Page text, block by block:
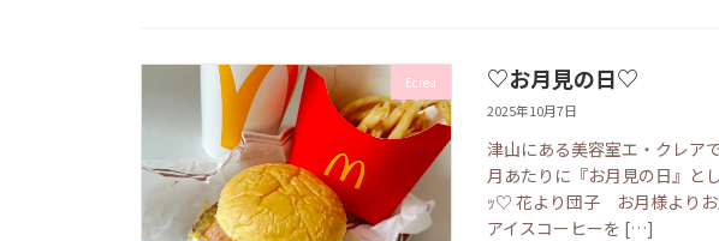
Ecrea ♡お月見の日♡
2025年10月7日
津山にある美容室エ・クレ
月あたりに『お月見の日』と
ｯ♡ 花より団子 お月様よりお
アイスコーヒーを […]